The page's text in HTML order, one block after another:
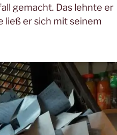
gemacht. Das lehnte er
ließ er sich mit seinem